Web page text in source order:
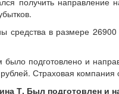
средства в размере
было подготовлено и
Страховая
Т. Был подготовлен и